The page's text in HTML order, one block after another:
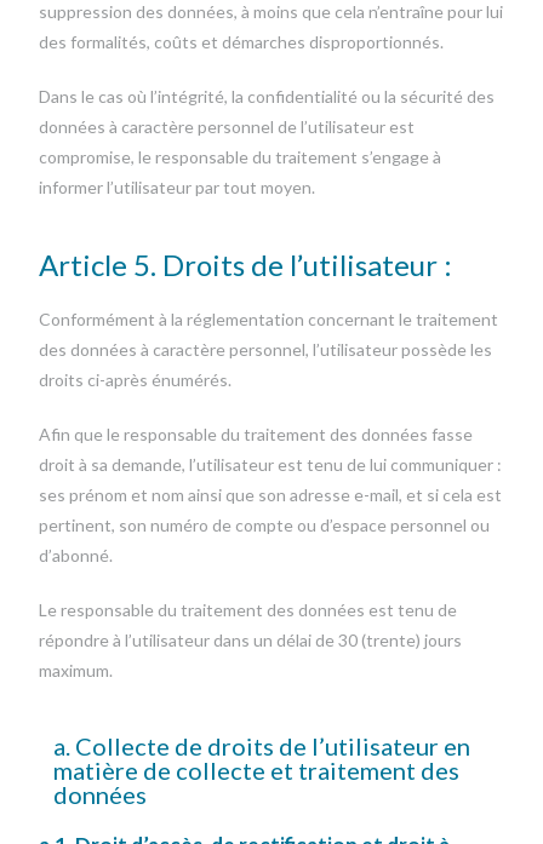
suppression des données, à moins que cela n’entraîne pour lui
des formalités, coûts et démarches disproportionnés.
Dans le cas où l’intégrité, la confidentialité ou la sécurité des
données à caractère personnel de l’utilisateur est
compromise, le responsable du traitement s’engage à
informer l’utilisateur par tout moyen.
Article 5. Droits de l’utilisateur :
Conformément à la réglementation concernant le traitement
des données à caractère personnel, l’utilisateur possède les
droits ci-après énumérés.
Afin que le responsable du traitement des données fasse
droit à sa demande, l’utilisateur est tenu de lui communiquer :
ses prénom et nom ainsi que son adresse e-mail, et si cela est
pertinent, son numéro de compte ou d’espace personnel ou
d’abonné.
Le responsable du traitement des données est tenu de
répondre à l’utilisateur dans un délai de 30 (trente) jours
maximum.
a. Collecte de droits de l’utilisateur en
matière de collecte et traitement des
données